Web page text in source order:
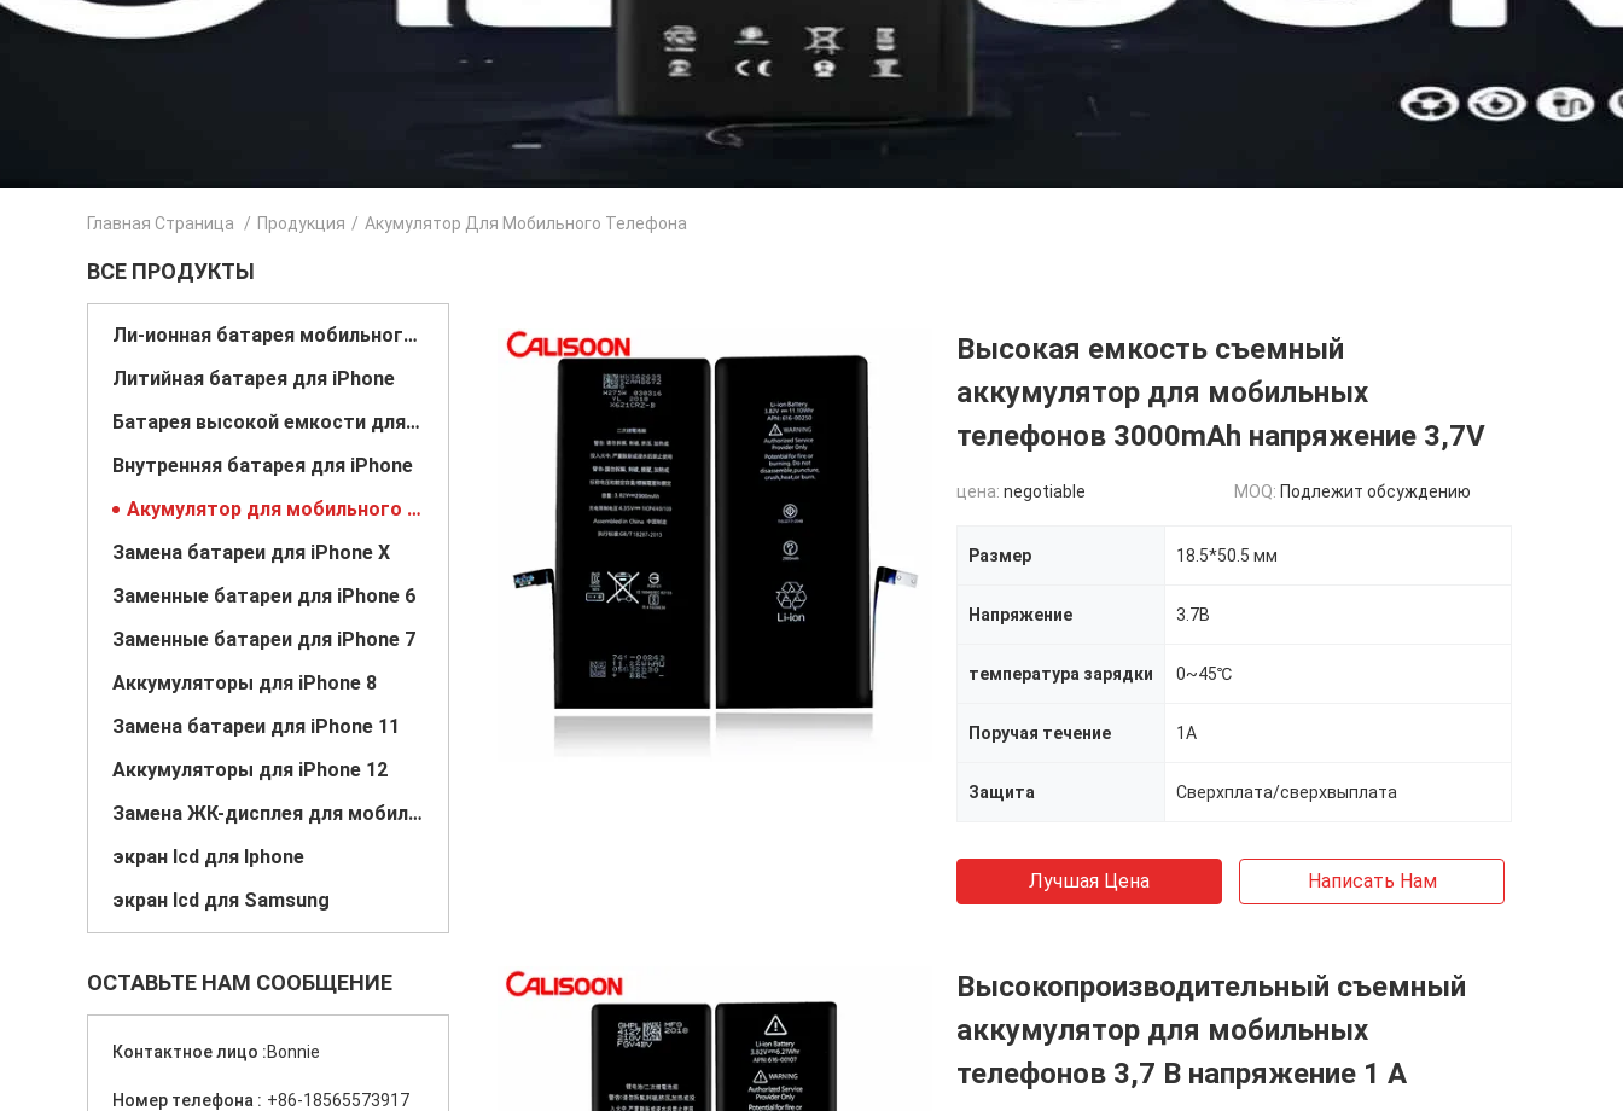
Главная Страница / Продукция / Акумулятор Для Мобильного Телефона
ВСЕ ПРОДУКТЫ
Ли-ионная батарея мобильного телефона
Литийная батарея для iPhone
Батарея высокой емкости для iPhone
Внутренняя батарея для iPhone
Акумулятор для мобильного телефона
Замена батареи для iPhone X
Заменные батареи для iPhone 6
Заменные батареи для iPhone 7
Аккумуляторы для iPhone 8
Замена батареи для iPhone 11
Аккумуляторы для iPhone 12
Замена ЖК-дисплея для мобильных телефонов
экран lcd для Iphone
экран lcd для Samsung
ОСТАВЬТЕ НАМ СООБЩЕНИЕ
Контактное лицо :Bonnie
Номер телефона : +86-18565573917
Высокая емкость съемный
аккумулятор для мобильных
телефонов 3000mAh напряжение 3,7V
цена: negotiable MOQ: Подлежит обсуждению
Размер 18.5*50.5 мм
Напряжение 3.7В
температура зарядки 0~45℃
Поручая течение 1A
Защита Сверхплата/сверхвыплата
Лучшая Цена Написать Нам
Высокопроизводительный съемный
аккумулятор для мобильных
телефонов 3,7 В напряжение 1 А